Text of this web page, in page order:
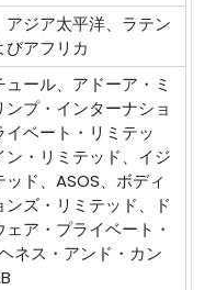
ジア太平洋、ラテン
びアフリカ
ール、アドーア・ミ
プ・インターナショ
ベート・リミテッ
ン・リミテッド、イジ
ド、ASOS、ボディ
ズ・リミテッド、ド
ア・プライベート・
ネス・アンド・カン